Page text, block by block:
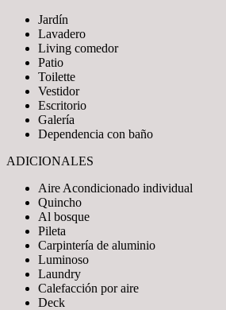
Jardín
Lavadero
Living comedor
Patio
Toilette
Vestidor
Escritorio
Galería
Dependencia con baño
ADICIONALES
Aire Acondicionado individual
Quincho
Al bosque
Pileta
Carpintería de aluminio
Luminoso
Laundry
Calefacción por aire
Deck